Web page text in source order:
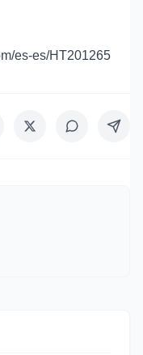
es-es/HT201265